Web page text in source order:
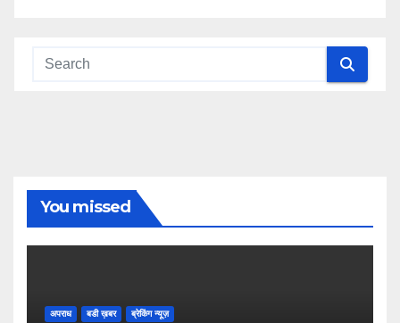
You missed
अपराध बडी ख़बर ब्रेकिंग न्यूज़